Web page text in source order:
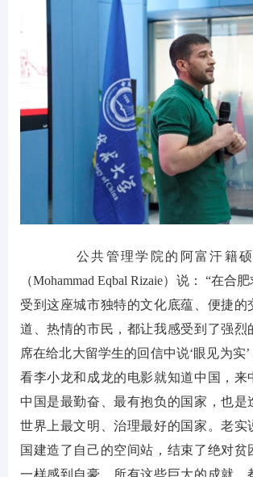
公共管理学院的阿富汗籍硕
（Mohammad Eqbal Rizaie）说： “在合
受到这座城市独特的文化底蕴、便捷的
道、热情的市民，都让我感受到了强烈
席在给北大留学生的回信中说‘眼见为实
看李小龙和成龙的电影就知道中国，来
中国是最勤奋、最有抱负的国家，也是
世界上最文明、治理最好的国家。老实
国建造了自己的空间站，结束了绝对贫